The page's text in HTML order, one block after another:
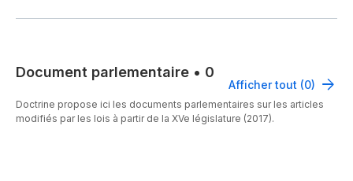
Document parlementaire • 0
Afficher tout (0)
Doctrine propose ici les documents parlementaires sur les articles
modifiés par les lois à partir de la XVe législature (2017).